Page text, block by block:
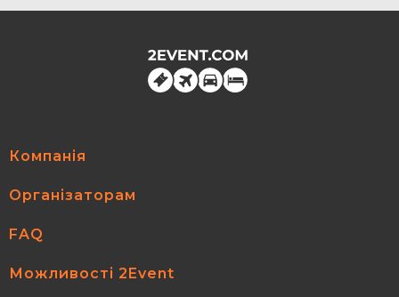
Компанія
Організаторам
FAQ
Можливості 2Event